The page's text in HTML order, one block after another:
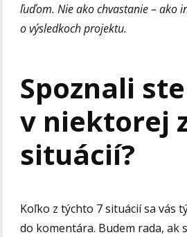
ľuďom. Nie ako chvastanie – ako
o výsledkoch projektu.
Spoznali
v niektorej
situácií?
Koľko z týchto 7 situácií sa vás
do komentára. Budem rada, ak